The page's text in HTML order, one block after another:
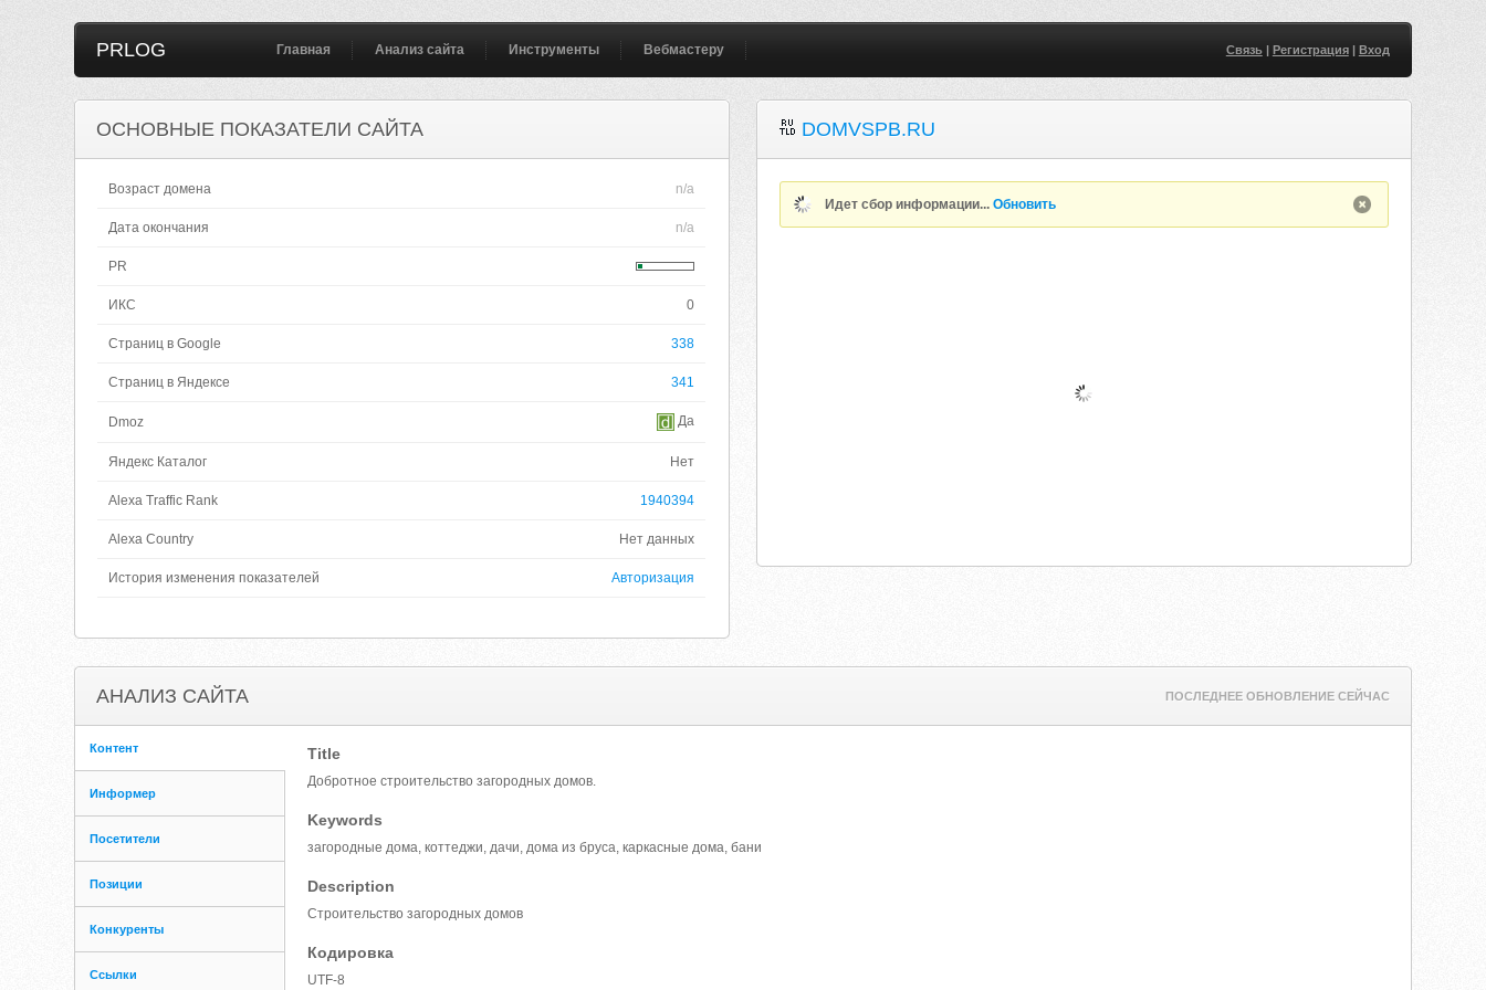
PRLOG Главная Анализ сайта Инструменты Вебмастеру Связь| Регистрация| Вход
ОСНОВНЫЕ ПОКАЗАТЕЛИ САЙТА
Возраст домена n/a
Дата окончания n/a
PR
ИКС 0
Страниц в Google 338
Страниц в Яндексе 341
Dmoz Да
Яндекс Каталог Нет
Alexa Traffic Rank 1940394
Alexa Country Нет данных
История изменения показателей Авторизация
DOMVSPB.RU
Идет сбор информации...Обновить
АНАЛИЗ САЙТА ПОСЛЕДНЕЕ ОБНОВЛЕНИЕ СЕЙЧАС
Контент
Информер
Посетители
Позиции
Конкуренты
Ссылки
Title
Добротное строительство загородных домов.
Keywords
загородные дома, коттеджи, дачи, дома из бруса, каркасные дома, бани
Description
Строительство загородных домов
Кодировка
UTF-8